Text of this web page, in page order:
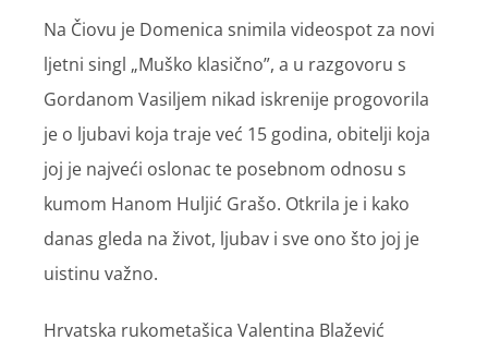
Na Čiovu je Domenica snimila videospot za novi
ljetni singl „Muško klasično”, a u razgovoru s
Gordanom Vasiljem nikad iskrenije progovorila
je o ljubavi koja traje već 15 godina, obitelji koja
joj je najveći oslonac te posebnom odnosu s
kumom Hanom Huljić Grašo. Otkrila je i kako
danas gleda na život, ljubav i sve ono što joj je
uistinu važno.
Hrvatska rukometašica Valentina Blažević